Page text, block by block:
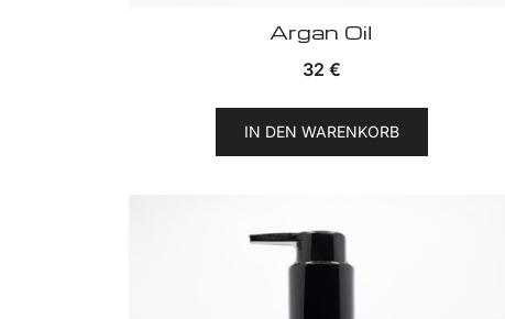
Argan Oil
32 €
IN DEN WARENKORB